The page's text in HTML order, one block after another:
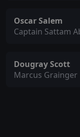
Oscar Salem
Captain Sattam
Dougray Scott
Marcus Grainger